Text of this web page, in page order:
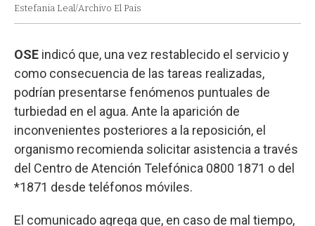
Estefania Leal/Archivo El Pais
OSE indicó que, una vez restablecido el servicio y
como consecuencia de las tareas realizadas,
podrían presentarse fenómenos puntuales de
turbiedad en el agua. Ante la aparición de
inconvenientes posteriores a la reposición, el
organismo recomienda solicitar asistencia a través
del Centro de Atención Telefónica 0800 1871 o del
*1871 desde teléfonos móviles.
El comunicado agrega que, en caso de mal tiempo,